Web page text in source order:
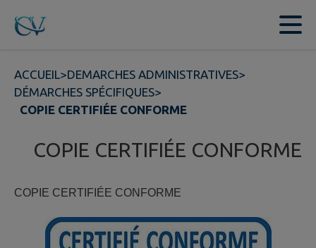
Contenu
ACCUEIL>DEMARCHES ADMINISTRATIVES>
DÉMARCHES SPÉCIFIQUES>
COPIE CERTIFIÉE CONFORME
COPIE CERTIFIÉE CONFORME
COPIE CERTIFIÉE CONFORME